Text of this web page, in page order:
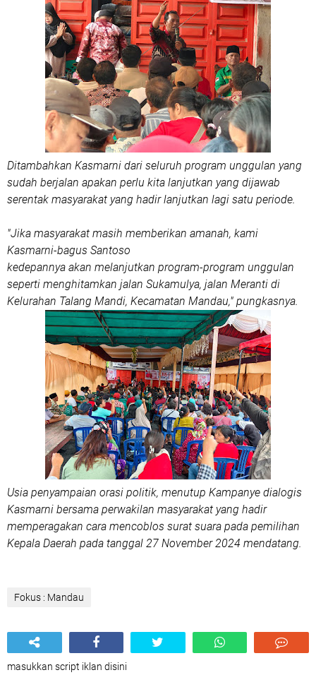
Ditambahkan Kasmarni dari seluruh program unggulan yang
sudah berjalan apakan perlu kita lanjutkan yang dijawab
serentak masyarakat yang hadir lanjutkan lagi satu periode.
"Jika masyarakat masih memberikan amanah, kami
Kasmarni-bagus Santoso
kedepannya akan melanjutkan program-program unggulan
seperti menghitamkan jalan Sukamulya, jalan Meranti di
Kelurahan Talang Mandi, Kecamatan Mandau," pungkasnya.
Usia penyampaian orasi politik, menutup Kampanye dialogis
Kasmarni bersama perwakilan masyarakat yang hadir
memperagakan cara mencoblos surat suara pada pemilihan
Kepala Daerah pada tanggal 27 November 2024 mendatang.
Fokus : Mandau
masukkan script iklan disini